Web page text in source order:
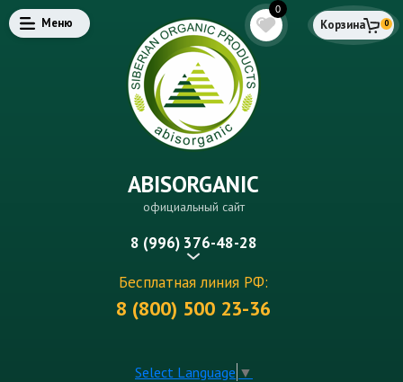
Меню
ABISORGANIC
официальный сайт
8 (996) 376-48-28
Бесплатная линия РФ:
8 (800) 500 23-36
Select Language ▼
0
0
Корзина